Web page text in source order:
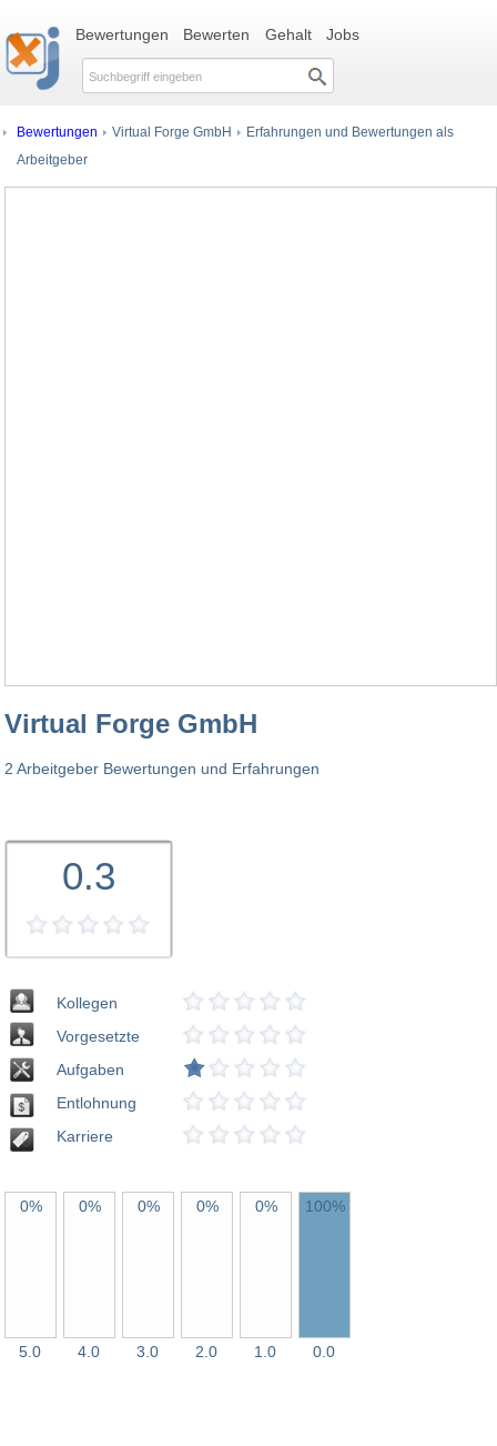
Bewertungen Bewerten Gehalt Jobs
Bewertungen Virtual Forge GmbH Erfahrungen und Bewertungen als
Arbeitgeber
Virtual Forge GmbH
2 Arbeitgeber Bewertungen und Erfahrungen
0.3
Kollegen
Vorgesetzte
Aufgaben
Entlohnung
Karriere
0%
5.0
0%
4.0
0%
3.0
0%
2.0
0%
1.0
100%
0.0